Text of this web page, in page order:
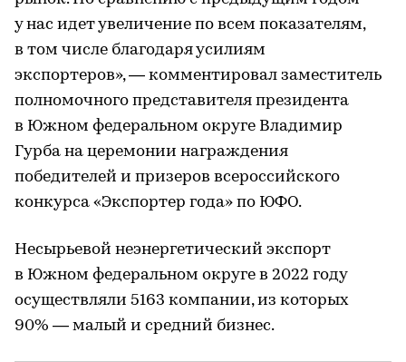
у нас идет увеличение по всем показателям,
в том числе благодаря усилиям
экспортеров», — комментировал заместитель
полномочного представителя президента
в Южном федеральном округе Владимир
Гурба на церемонии награждения
победителей и призеров всероссийского
конкурса «Экспортер года» по ЮФО.
Несырьевой неэнергетический экспорт
в Южном федеральном округе в 2022 году
осуществляли 5163 компании, из которых
90% — малый и средний бизнес.